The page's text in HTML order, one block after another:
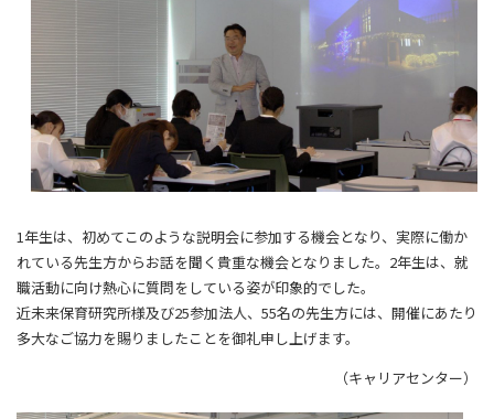
1年生は、初めてこのような説明会に参加する機会となり、実際に働か
れている先生方からお話を聞く貴重な機会となりました。2年生は、就
職活動に向け熱心に質問をしている姿が印象的でした。
近未来保育研究所様及び25参加法人、55名の先生方には、開催にあたり
多大なご協力を賜りましたことを御礼申し上げます。
（キャリアセンター）